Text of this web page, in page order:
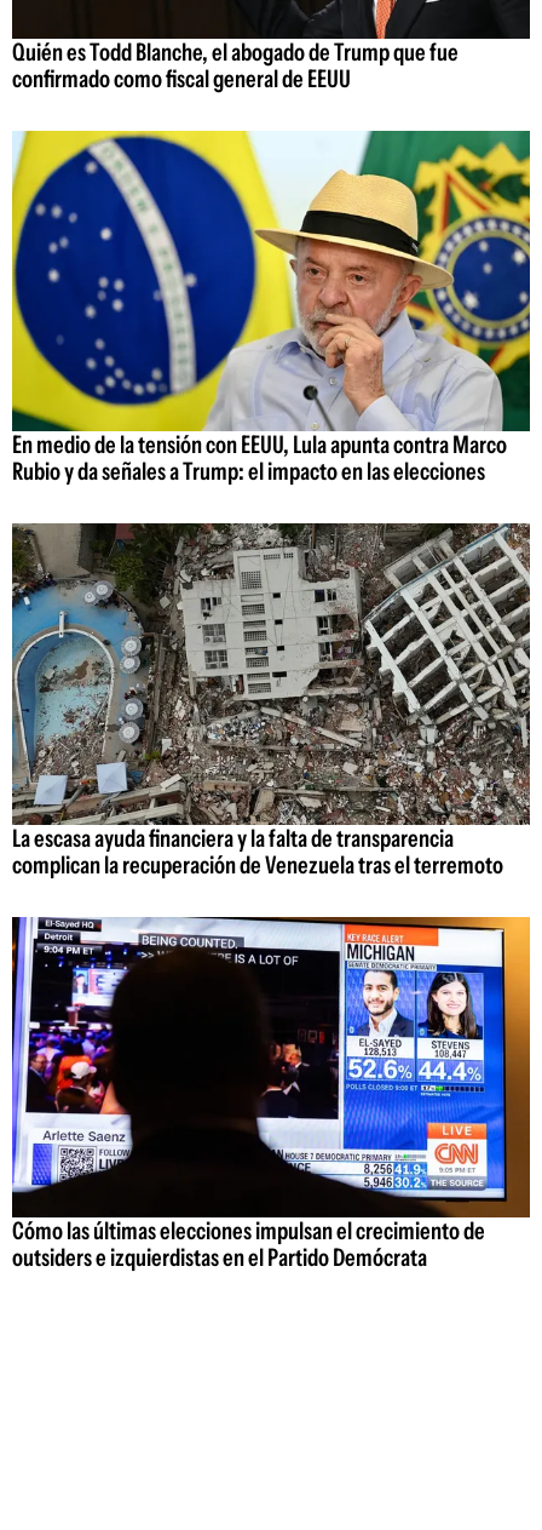
Quién es Todd Blanche, el abogado de Trump que fue
confirmado como fiscal general de EEUU
En medio de la tensión con EEUU, Lula apunta contra Marco
Rubio y da señales a Trump: el impacto en las elecciones
La escasa ayuda financiera y la falta de transparencia
complican la recuperación de Venezuela tras el terremoto
Cómo las últimas elecciones impulsan el crecimiento de
outsiders e izquierdistas en el Partido Demócrata